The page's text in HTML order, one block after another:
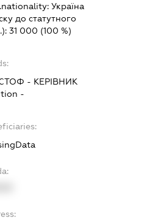
Україна
до статутного
31 000 (100 %)
- КЕРІВНИК
-